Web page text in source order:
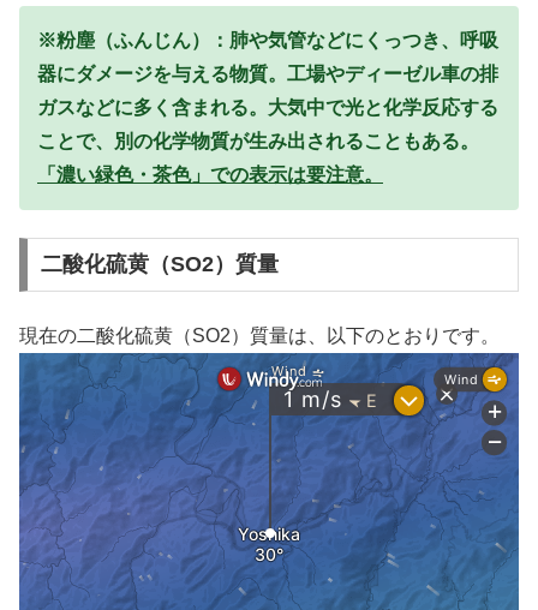
※粉塵（ふんじん）：肺や気管などにくっつき、呼吸
器にダメージを与える物質。工場やディーゼル車の排
ガスなどに多く含まれる。大気中で光と化学反応する
ことで、別の化学物質が生み出されることもある。
「濃い緑色・茶色」での表示は要注意。
二酸化硫黄（SO2）質量
現在の二酸化硫黄（SO2）質量は、以下のとおりです。